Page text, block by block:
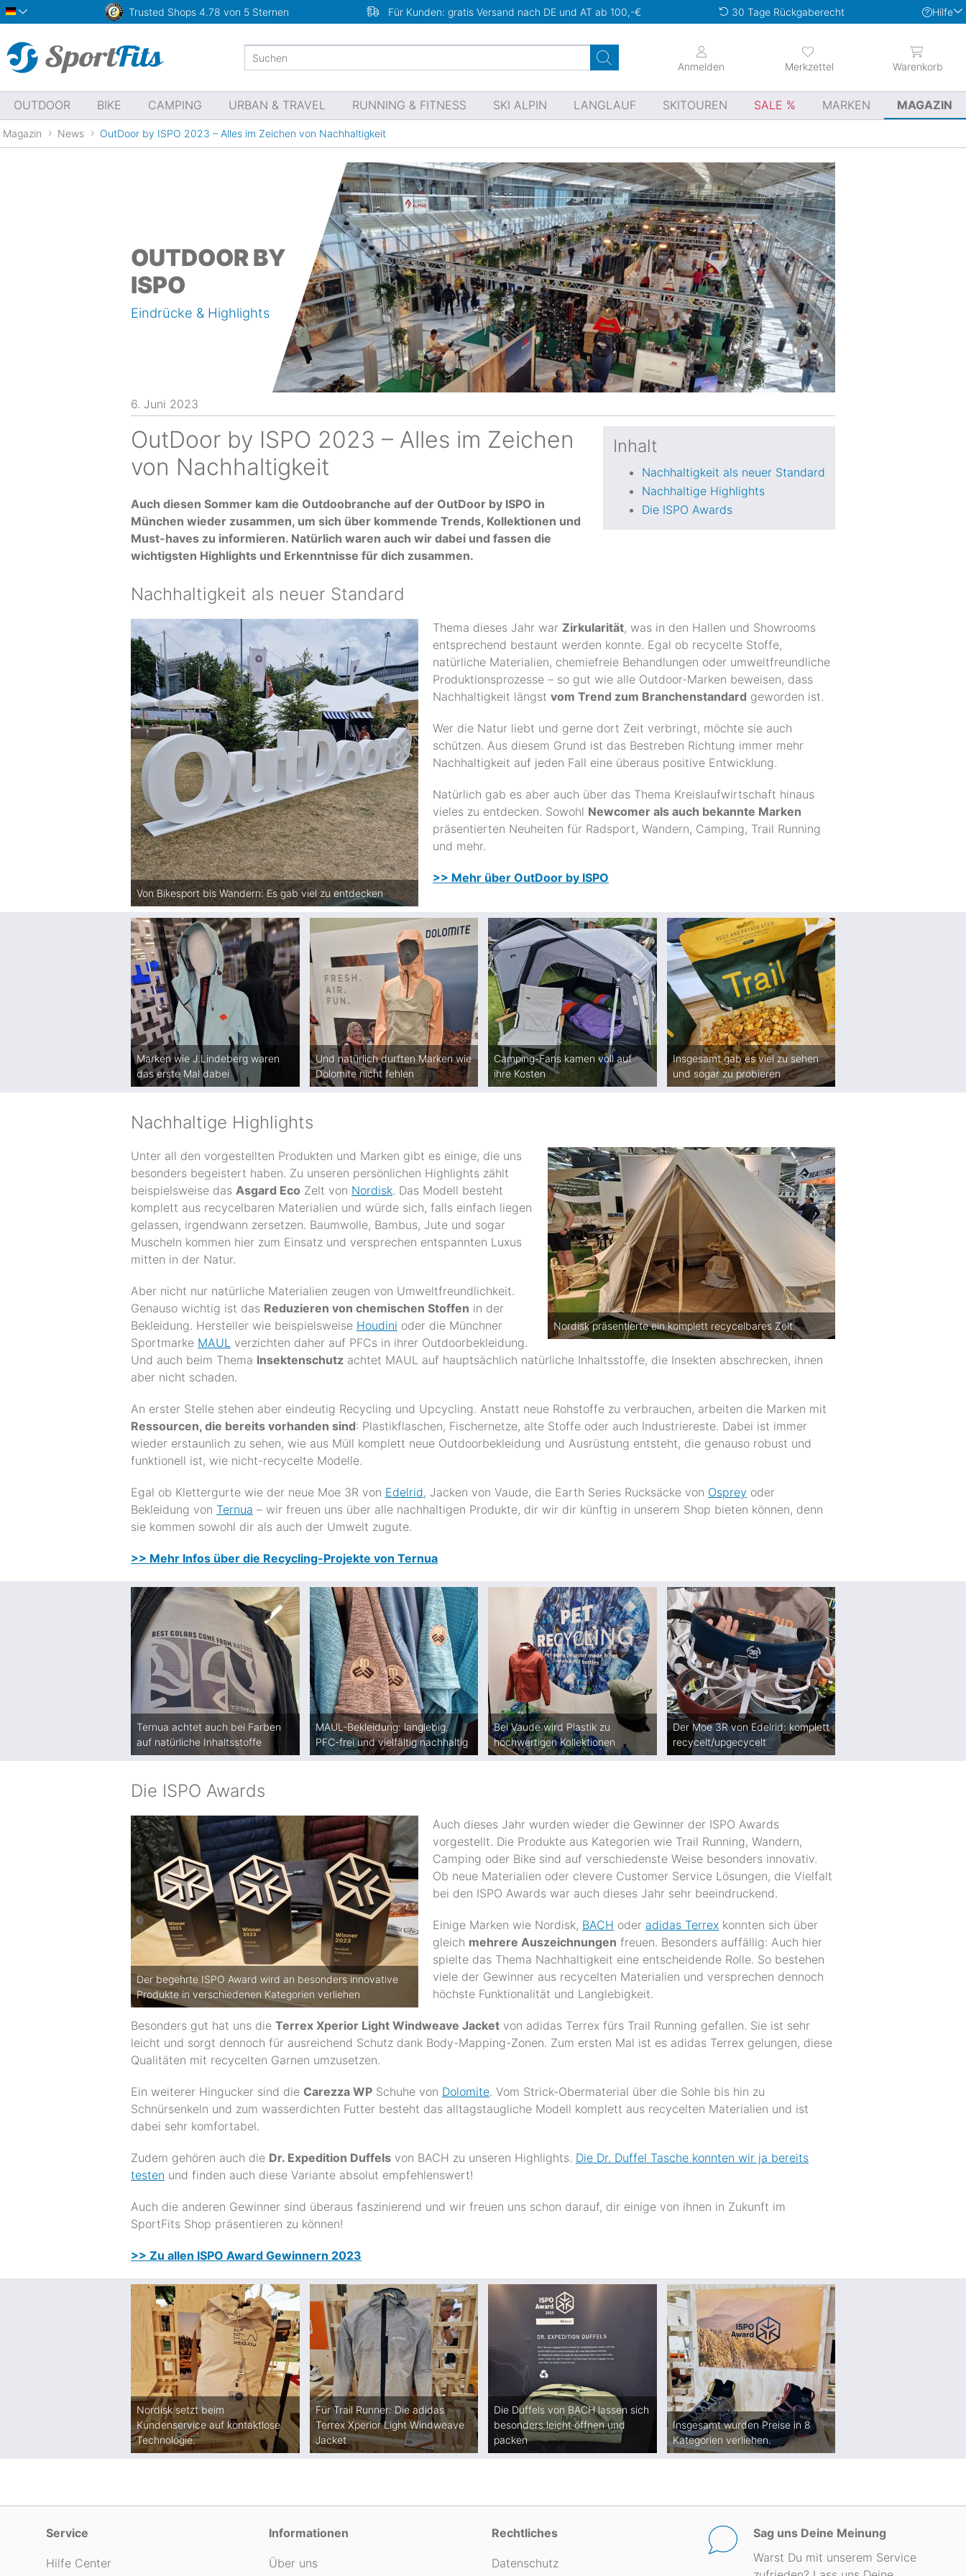
Deutsch Trusted Shops 4.78 von 5 Sternen Für Kunden: gratis Versand nach DE und AT ab 100,-€ 30 Tage Rückgaberecht Hilfe
Merkzettel
Anmelden Warenkorb
OUTDOOR BIKE CAMPING URBAN & TRAVEL RUNNING & FITNESS SKI ALPIN LANGLAUF SKITOUREN SALE MARKEN MAGAZIN
Magazin News OutDoor by ISPO 2023 – Alles im Zeichen von Nachhaltigkeit
OUTDOOR BY
ISPO
Eindrücke & Highlights
6. Juni 2023
Inhalt
Nachhaltigkeit als neuer Standard
Nachhaltige Highlights
Die ISPO Awards
OutDoor by ISPO 2023 – Alles im Zeichen
von Nachhaltigkeit
Auch diesen Sommer kam die Outdoobranche auf der OutDoor by ISPO in
München wieder zusammen, um sich über kommende Trends, Kollektionen und
Must-haves zu informieren. Natürlich waren auch wir dabei und fassen die
wichtigsten Highlights und Erkenntnisse für dich zusammen.
Nachhaltigkeit als neuer Standard
Von Bikesport bis Wandern: Es gab viel zu entdecken
Thema dieses Jahr war Zirkularität, was in den Hallen und Showrooms
entsprechend bestaunt werden konnte. Egal ob recycelte Stoffe,
natürliche Materialien, chemiefreie Behandlungen oder umweltfreundliche
Produktionsprozesse – so gut wie alle Outdoor-Marken beweisen, dass
Nachhaltigkeit längst vom Trend zum Branchenstandard geworden ist.
Wer die Natur liebt und gerne dort Zeit verbringt, möchte sie auch
schützen. Aus diesem Grund ist das Bestreben Richtung immer mehr
Nachhaltigkeit auf jeden Fall eine überaus positive Entwicklung.
Natürlich gab es aber auch über das Thema Kreislaufwirtschaft hinaus
vieles zu entdecken. Sowohl Newcomer als auch bekannte Marken
präsentierten Neuheiten für Radsport, Wandern, Camping, Trail Running
und mehr.
>> Mehr über OutDoor by ISPO
Marken wie J.Lindeberg waren
das erste Mal dabei
Und natürlich durften Marken wie
Dolomite nicht fehlen
Camping-Fans kamen voll auf
ihre Kosten
Insgesamt gab es viel zu sehen
und sogar zu probieren
Nachhaltige Highlights
Nordisk präsentierte ein komplett recycelbares Zelt.
Unter all den vorgestellten Produkten und Marken gibt es einige, die uns
besonders begeistert haben. Zu unseren persönlichen Highlights zählt
beispielsweise das Asgard Eco Zelt von Nordisk. Das Modell besteht
komplett aus recycelbaren Materialien und würde sich, falls einfach liegen
gelassen, irgendwann zersetzen. Baumwolle, Bambus, Jute und sogar
Muscheln kommen hier zum Einsatz und versprechen entspannten Luxus
mitten in der Natur.
Aber nicht nur natürliche Materialien zeugen von Umweltfreundlichkeit.
Genauso wichtig ist das Reduzieren von chemischen Stoffen in der
Bekleidung. Hersteller wie beispielsweise Houdini oder die Münchner
Sportmarke MAUL verzichten daher auf PFCs in ihrer Outdoorbekleidung.
Und auch beim Thema Insektenschutz achtet MAUL auf hauptsächlich natürliche Inhaltsstoffe, die Insekten abschrecken, ihnen
aber nicht schaden.
An erster Stelle stehen aber eindeutig Recycling und Upcycling. Anstatt neue Rohstoffe zu verbrauchen, arbeiten die Marken mit
Ressourcen, die bereits vorhanden sind: Plastikflaschen, Fischernetze, alte Stoffe oder auch Industriereste. Dabei ist immer
wieder erstaunlich zu sehen, wie aus Müll komplett neue Outdoorbekleidung und Ausrüstung entsteht, die genauso robust und
funktionell ist, wie nicht-recycelte Modelle.
Egal ob Klettergurte wie der neue Moe 3R von Edelrid, Jacken von Vaude, die Earth Series Rucksäcke von Osprey oder
Bekleidung von Ternua – wir freuen uns über alle nachhaltigen Produkte, dir wir dir künftig in unserem Shop bieten können, denn
sie kommen sowohl dir als auch der Umwelt zugute.
>> Mehr Infos über die Recycling-Projekte von Ternua
Ternua achtet auch bei Farben
auf natürliche Inhaltsstoffe
MAUL-Bekleidung: langlebig,
PFC-frei und vielfältig nachhaltig
Bei Vaude wird Plastik zu
hochwertigen Kollektionen
Der Moe 3R von Edelrid: komplett
recycelt/upgecycelt
Die ISPO Awards
Der begehrte ISPO Award wird an besonders innovative
Produkte in verschiedenen Kategorien verliehen
Auch dieses Jahr wurden wieder die Gewinner der ISPO Awards
vorgestellt. Die Produkte aus Kategorien wie Trail Running, Wandern,
Camping oder Bike sind auf verschiedenste Weise besonders innovativ.
Ob neue Materialien oder clevere Customer Service Lösungen, die Vielfalt
bei den ISPO Awards war auch dieses Jahr sehr beeindruckend.
Einige Marken wie Nordisk, BACH oder adidas Terrex konnten sich über
gleich mehrere Auszeichnungen freuen. Besonders auffällig: Auch hier
spielte das Thema Nachhaltigkeit eine entscheidende Rolle. So bestehen
viele der Gewinner aus recycelten Materialien und versprechen dennoch
höchste Funktionalität und Langlebigkeit.
Besonders gut hat uns die Terrex Xperior Light Windweave Jacket von adidas Terrex fürs Trail Running gefallen. Sie ist sehr
leicht und sorgt dennoch für ausreichend Schutz dank Body-Mapping-Zonen. Zum ersten Mal ist es adidas Terrex gelungen, diese
Qualitäten mit recycelten Garnen umzusetzen.
Ein weiterer Hingucker sind die Carezza WP Schuhe von Dolomite. Vom Strick-Obermaterial über die Sohle bis hin zu
Schnürsenkeln und zum wasserdichten Futter besteht das alltagstaugliche Modell komplett aus recycelten Materialien und ist
dabei sehr komfortabel.
Zudem gehören auch die Dr. Expedition Duffels von BACH zu unseren Highlights. Die Dr. Duffel Tasche konnten wir ja bereits
testen und finden auch diese Variante absolut empfehlenswert!
Auch die anderen Gewinner sind überaus faszinierend und wir freuen uns schon darauf, dir einige von ihnen in Zukunft im
SportFits Shop präsentieren zu können!
>> Zu allen ISPO Award Gewinnern 2023
Nordisk setzt beim
Kundenservice auf kontaktlose
Technologie.
Für Trail Runner: Die adidas
Terrex Xperior Light Windweave
Jacket
Die Duffels von BACH lassen sich
besonders leicht öffnen und
packen
Insgesamt wurden Preise in 8
Kategorien verliehen.
Service
Hilfe Center
Informationen
Über uns
Rechtliches
Datenschutz
Sag uns Deine Meinung
Warst Du mit unserem Service